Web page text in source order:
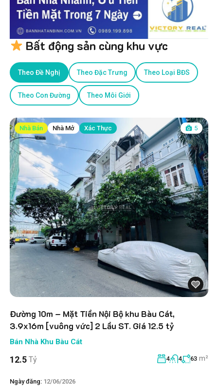
Bất động sản cùng khu vực
Theo Đề Nghị Theo Đặc Trưng Theo Loại BĐS
Theo Con Đường Theo Môi Giới
Nhà Bán Nhà Mở Xác Thực 5
Đường 10m – Mặt Tiền Nội Bộ khu Bàu Cát,
3.9x16m [vuông vức] 2 Lầu ST. Giá 12.5 tỷ
Bán Nhà Khu Bàu Cát
12.5 Tỷ 4 4 63 m²
Ngày đăng: 12/06/2026